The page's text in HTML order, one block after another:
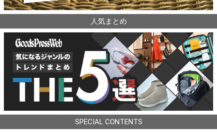
人気まとめ
SPECIAL CONTENTS